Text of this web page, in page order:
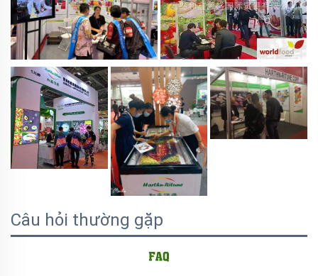
Câu hỏi thường gặp